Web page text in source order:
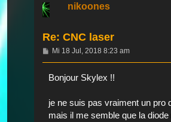
nikoones
Re: CNC laser
Beitrag
Mi 18 Jul, 2018 8:23 am
Bonjour Skylex !!
je ne suis pas vraiment un pro
mais il me semble que la